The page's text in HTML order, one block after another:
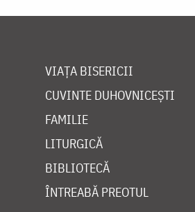
VIAȚA BISERICII
CUVINTE DUHOVNICEȘTI
FAMILIE
LITURGICĂ
BIBLIOTECĂ
ÎNTREABĂ PREOTUL